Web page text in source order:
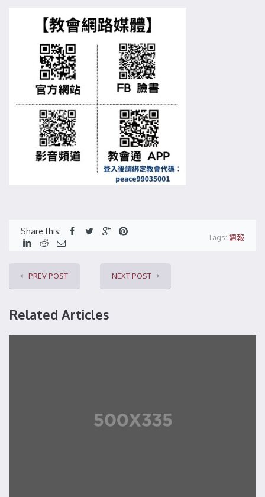
Share this:
Tags: 週報
PREV POST NEXT POST
Related Articles